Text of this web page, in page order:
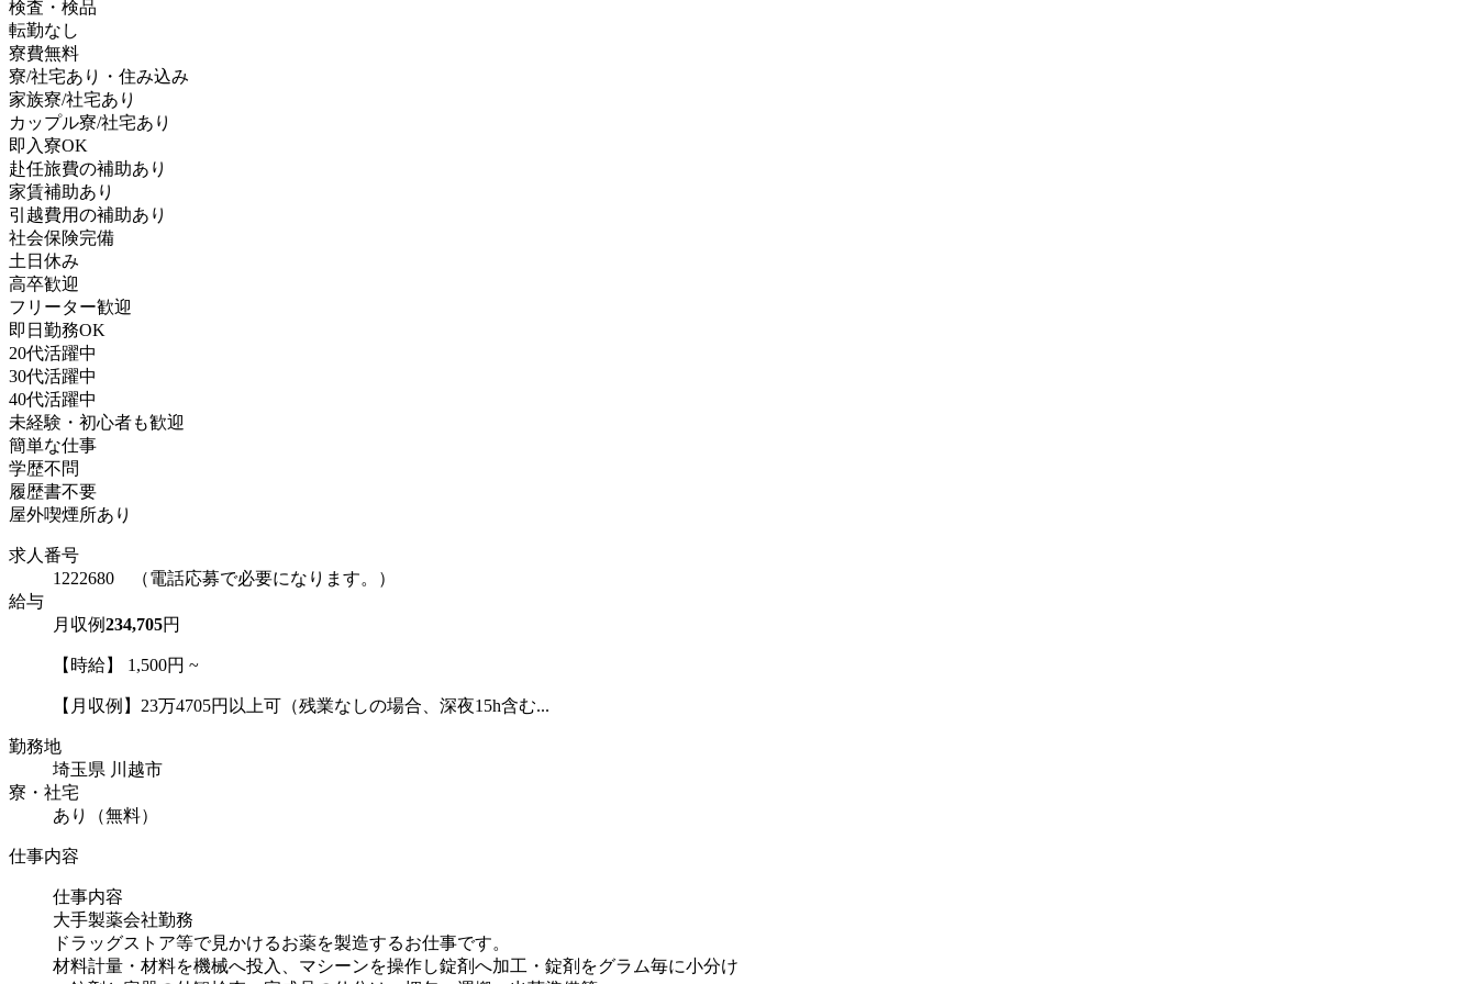
検査・検品
転勤なし
寮費無料
寮/社宅あり・住み込み
家族寮/社宅あり
カップル寮/社宅あり
即入寮OK
赴任旅費の補助あり
家賃補助あり
引越費用の補助あり
社会保険完備
土日休み
高卒歓迎
フリーター歓迎
即日勤務OK
20代活躍中
30代活躍中
40代活躍中
未経験・初心者も歓迎
簡単な仕事
学歴不問
履歴書不要
屋外喫煙所あり
求人番号
1222680 （電話応募で必要になります。）
給与
月収例234,705円
【時給】 1,500円 ~
【月収例】23万4705円以上可（残業なしの場合、深夜15h含む...
勤務地
埼玉県 川越市
寮・社宅
あり（無料）
仕事内容
仕事内容
大手製薬会社勤務
ドラッグストア等で見かけるお薬を製造するお仕事です。
材料計量・材料を機械へ投入、マシーンを操作し錠剤へ加工・錠剤をグラム毎に小分け